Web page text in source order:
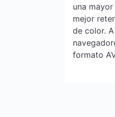
una
mejor
de color.
formato